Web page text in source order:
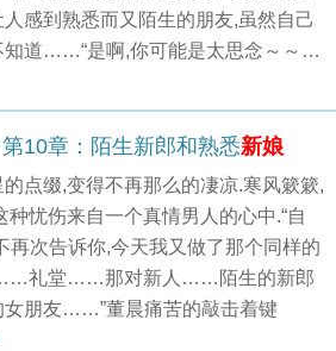
感到熟悉而又陌生的朋友,虽然自己
知道……“是啊,你可能是太思念～～…
第10章：陌生新郎和熟悉新娘
点缀,变得不再那么的凄凉.寒风簌簌,
忧伤来自一个真情男人的心中.“自
再次告诉你,今天我又做了那个同样的
……礼堂……那对新人……陌生的新郎
朋友……”董晨痛苦的敲击着键